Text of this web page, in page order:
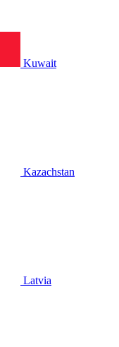
Kuwait
Kazachstan
Latvia